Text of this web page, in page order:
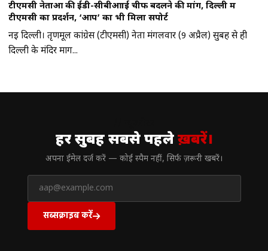
टीएमसी नेताओं की ईडी-सीबीआाई चीफ बदलने की मांग, दिल्ली में
टीएमसी का प्रदर्शन, ‘आप’ का भी मिला सपोर्ट
नई दिल्ली। तृणमूल कांग्रेस (टीएमसी) नेता मंगलवार (9 अप्रैल) सुबह से ही
दिल्ली के मंदिर मार्ग...
हर सुबह सबसे पहलेख़बरें।
अपना ईमेल दर्ज करें — कोई स्पैम नहीं, सिर्फ ज़रूरी खबरें।
सब्सक्राइब करें